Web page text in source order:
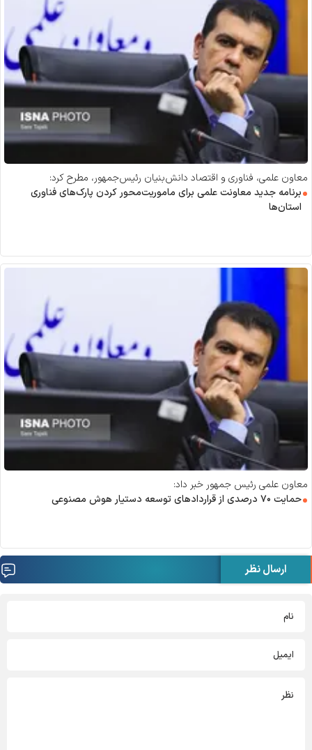
معاون علمی، فناوری و اقتصاد دانش‌بنیان رئیس‌جمهور، مطرح کرد:
برنامه جدید معاونت علمی برای ماموریت‌محور کردن پارک‌های فناوری
استان‌ها
معاون علمی رئیس جمهور خبر داد:
حمایت ۷۰ درصدی از قرارداد‌های توسعه دستیار هوش مصنوعی
ارسال نظر